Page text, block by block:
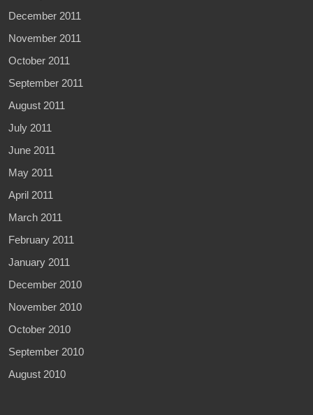
December 2011
November 2011
October 2011
September 2011
August 2011
July 2011
June 2011
May 2011
April 2011
March 2011
February 2011
January 2011
December 2010
November 2010
October 2010
September 2010
August 2010